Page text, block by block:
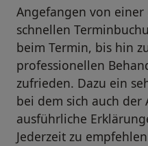
Angefangen von
schnellen
beim Termin, bis hin
professionellen
zufrieden. Dazu ein
bei dem sich auch der
ausführliche
Jederzeit zu